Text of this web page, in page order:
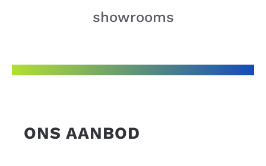
showrooms
ONS AANBOD